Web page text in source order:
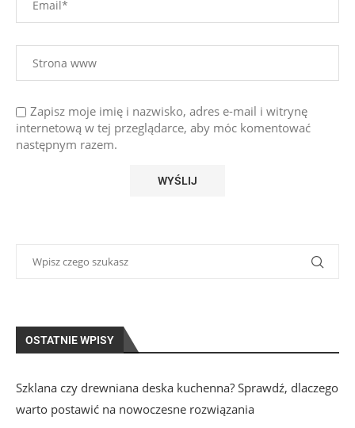
Zapisz moje imię i nazwisko, adres e-mail i witrynę
internetową w tej przeglądarce, aby móc komentować
następnym razem.
OSTATNIE WPISY
Szklana czy drewniana deska kuchenna? Sprawdź, dlaczego
warto postawić na nowoczesne rozwiązania